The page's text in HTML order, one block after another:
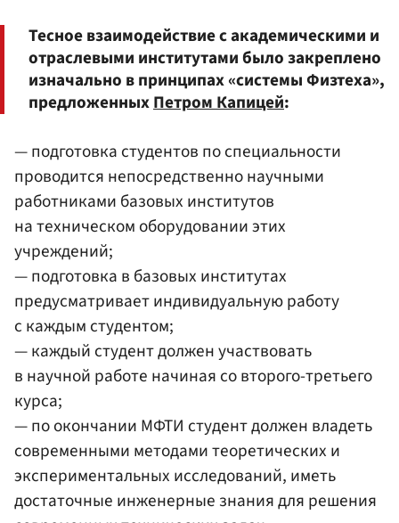
Тесное взаимодействие с академическими и
отраслевыми институтами было закреплено
изначально в принципах «системы Физтеха»,
предложенныхПетром Капицей:
— подготовка студентов по специальности
проводится непосредственно научными
работниками базовых институтов
на техническом оборудовании этих
учреждений;
— подготовка в базовых институтах
предусматривает индивидуальную работу
с каждым студентом;
— каждый студент должен участвовать
в научной работе начиная со второго-третьего
курса;
— по окончании МФТИ студент должен владеть
современными методами теоретических и
экспериментальных исследований, иметь
достаточные инженерные знания для решения